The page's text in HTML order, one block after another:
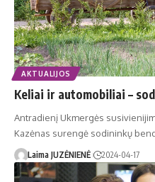
AKTUALIJOS
Keliai ir automobiliai –
Antradienį Ukmergės
Kazėnas surengė sodininkų
Laima JUZĖNIENĖ 2024-04-17